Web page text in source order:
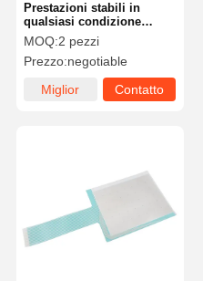
Prestazioni stabili in
qualsiasi condizione
Circuiti in argento PET
ultra sottili per elettronica
MOQ:2 pezzi
Prezzo:negotiable
Miglior
Contatto